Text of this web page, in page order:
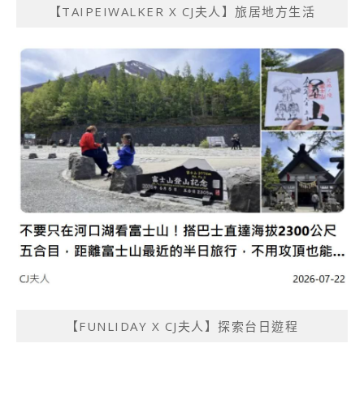
【TAIPEIWALKER X CJ夫人】旅居地方生活
【FUNLIDAY X CJ夫人】探索台日遊程